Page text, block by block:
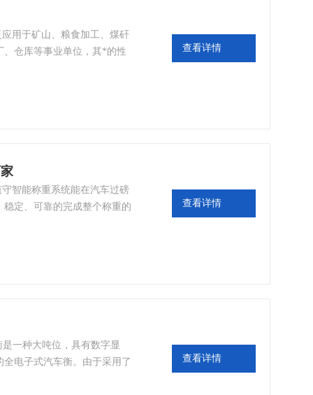
用于矿山、粮食加工、煤矸
仓库等事业单位，其*的性
查看详情
智能称重系统能在汽车过磅
定、可靠的完成整个称重的
查看详情
一种大吨位，具有数字显
电子式汽车衡。由于采用了
查看详情